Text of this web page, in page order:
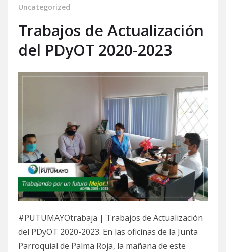
Uncategorized
Trabajos de Actualización
del PDyOT 2020-2023
#PUTUMAYOtrabaja | Trabajos de Actualización
del PDyOT 2020-2023. En las oficinas de la Junta
Parroquial de Palma Roja, la mañana de este